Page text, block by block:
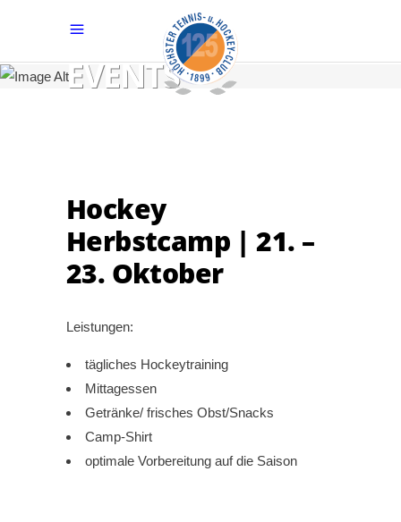
EVENTS
Hockey
Herbstcamp | 21. –
23. Oktober
Leistungen:
tägliches Hockeytraining
Mittagessen
Getränke/ frisches Obst/Snacks
Camp-Shirt
optimale Vorbereitung auf die Saison